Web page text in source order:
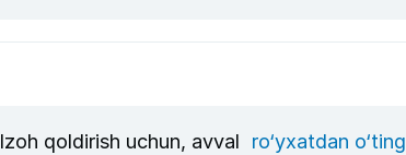
Izoh qoldirish uchun, avval ro‘yxatdan o‘ting